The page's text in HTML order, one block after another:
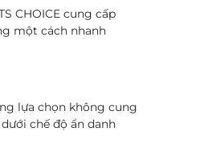
CHOICE cung cấp
một cách nhanh
lựa chọn không cung
chế độ ẩn danh